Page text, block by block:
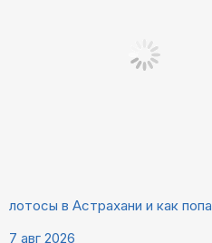
лотосы в Астрахани и как
7 авг 2026